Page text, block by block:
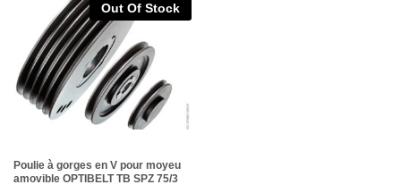
Out Of Stock
Poulie à gorges en V pour moyeu
amovible OPTIBELT TB SPZ 75/3